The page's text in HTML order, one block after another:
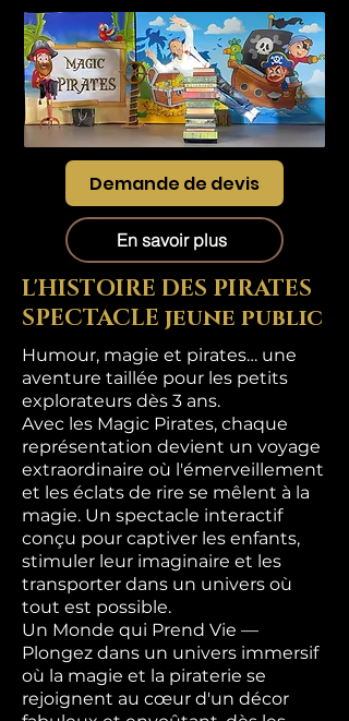
Demande de devis
En savoir plus
L'HISTOIRE DES PIRATES
SPECTACLE jeune public
Humour, magie et pirates… une
aventure taillée pour les petits
explorateurs dès 3 ans.
Avec les Magic Pirates, chaque
représentation devient un voyage
extraordinaire où l'émerveillement
et les éclats de rire se mêlent à la
magie. Un spectacle interactif
conçu pour captiver les enfants,
stimuler leur imaginaire et les
transporter dans un univers où
tout est possible.
Un Monde qui Prend Vie —
Plongez dans un univers immersif
où la magie et la piraterie se
rejoignent au cœur d'un décor